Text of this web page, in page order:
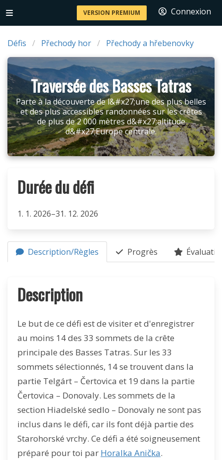
VERSION PREMIUM Connexion
Défis Přechody hor Přechody a hřebenovky
Traversée des Basses Tatras
Parte à la découverte de l&#x27;une des plus belles
et des plus accessibles randonnées sur les crêtes
de plus de 2 000 mètres d&#x27;altitude
d&#x27;Europe centrale.
Durée du défi
1. 1. 2026–31. 12. 2026
Description/Règles Progrès
Description
Le but de ce défi est de visiter et d'enregistrer
au moins 14 des 33 sommets de la crête
principale des Basses Tatras. Sur les 33
sommets sélectionnés, 14 se trouvent dans la
partie Telgárt – Čertovica et 19 dans la partie
Čertovica – Donovaly. Les sommets de la
section Hiadelské sedlo – Donovaly ne sont pas
inclus dans le défi, car ils font déjà partie des
Starohorské vrchy. Ce défi a été soigneusement
préparé pour toi par Horalka Anička.